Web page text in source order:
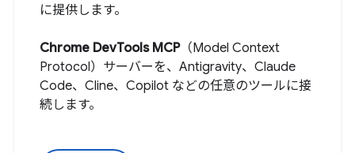
に提供します。
Chrome DevTools MCP（Model Context
Protocol）サーバーを、Antigravity、Claude
Code、Cline、Copilot などの任意のツールに接
続します。